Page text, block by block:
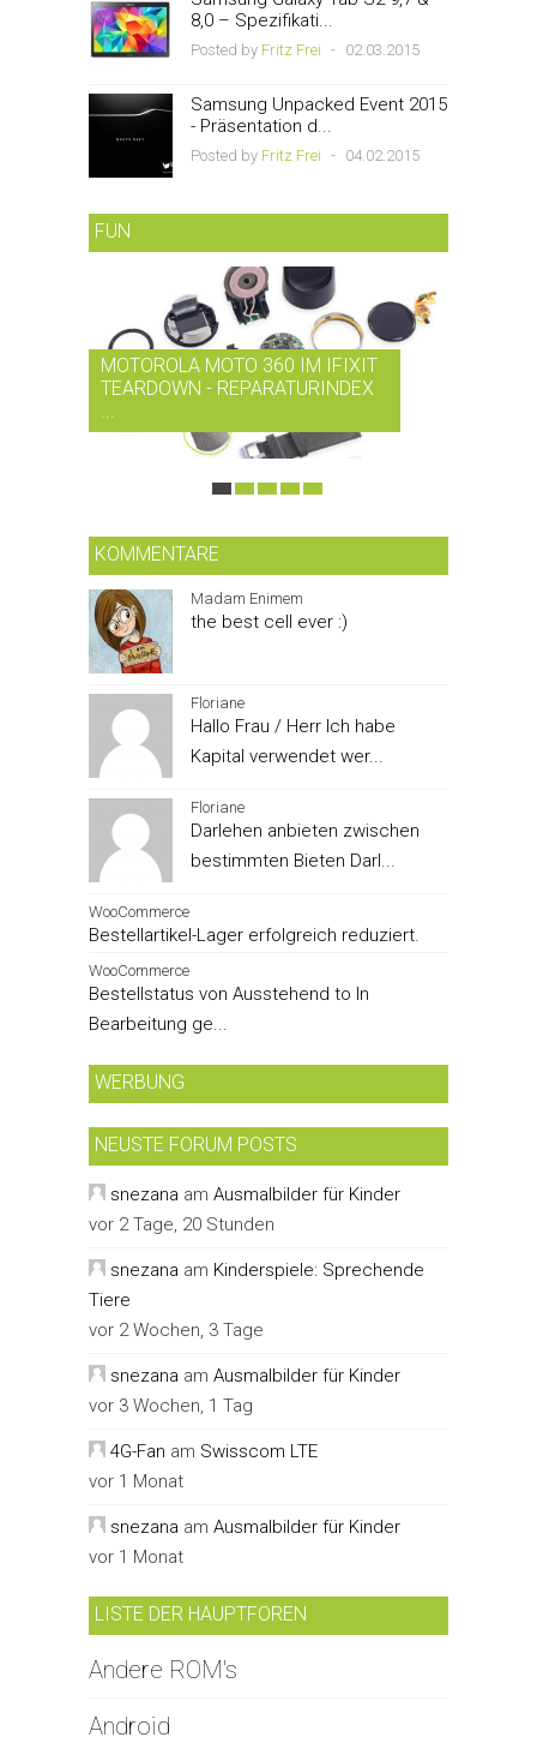
8,0 – Spezifikati...
Posted by Fritz Frei - 02.03.2015
Samsung Unpacked Event 2015
- Präsentation d...
Posted by Fritz Frei - 04.02.2015
FUN
MOTOROLA MOTO 360 IM IFIXIT
TEARDOWN - REPARATURINDEX
KOMMENTARE
Madam Enimem
the best cell ever :)
Floriane
Hallo Frau / Herr Ich habe
Kapital verwendet wer...
Floriane
Darlehen anbieten zwischen
bestimmten Bieten Darl...
WooCommerce
Bestellartikel-Lager erfolgreich reduziert.
WooCommerce
Bestellstatus von Ausstehend to In
Bearbeitung ge...
WERBUNG
NEUSTE FORUM POSTS
snezana am Ausmalbilder für Kinder
vor 2 Tage, 20 Stunden
snezana am Kinderspiele: Sprechende
Tiere
vor 2 Wochen, 3 Tage
snezana am Ausmalbilder für Kinder
vor 3 Wochen, 1 Tag
4G-Fan am Swisscom LTE
vor 1 Monat
snezana am Ausmalbilder für Kinder
vor 1 Monat
LISTE DER HAUPTFOREN
Andere ROM's
Android